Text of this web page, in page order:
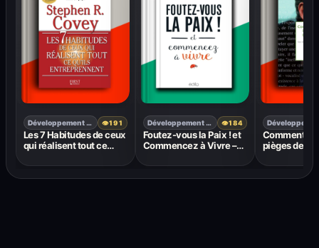
Développement personnel 👁191
Les 7 Habitudes de ceux
qui réalisent tout ce
Stephen R. Covey
Développement personnel 👁184
Foutez-vous la Paix ! et
Commencez à Vivre –
Comment
pièges de
règles de